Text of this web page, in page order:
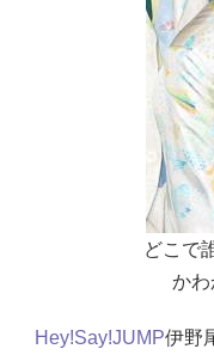
どこで
か
Hey!Say!JUMP伊野